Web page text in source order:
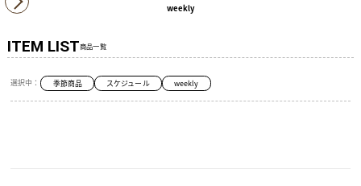
weekly
ITEM LIST商品一覧
選択中： 季節商品 スケジュール weekly